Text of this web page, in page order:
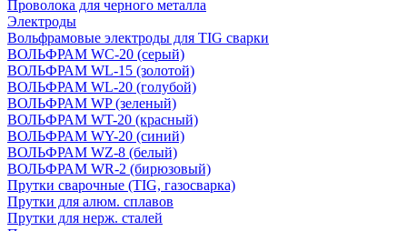
Проволока для черного металла
Электроды
Вольфрамовые электроды для TIG сварки
ВОЛЬФРАМ WC-20 (серый)
ВОЛЬФРАМ WL-15 (золотой)
ВОЛЬФРАМ WL-20 (голубой)
ВОЛЬФРАМ WP (зеленый)
ВОЛЬФРАМ WT-20 (красный)
ВОЛЬФРАМ WY-20 (синий)
ВОЛЬФРАМ WZ-8 (белый)
ВОЛЬФРАМ WR-2 (бирюзовый)
Прутки сварочные (TIG, газосварка)
Прутки для алюм. сплавов
Прутки для нерж. сталей